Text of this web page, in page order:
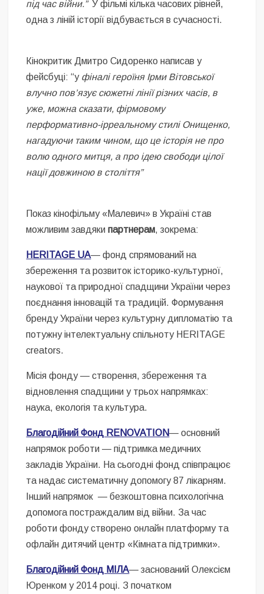
під час війни.” У фільмі кілька часових рівней,
одна з ліній історії відбувається в сучасності.
Кінокритик Дмитро Сидоренко написав у
фейсбуці: “уфіналі героїня Ірми Вітовської
влучно пов’язує сюжетні лінії різних часів, в
уже, можна сказати, фірмовому
перформативно-ірреальному стилі Онищенко,
нагадуючи таким чином, що це історія не про
волю одного митця, а про ідею свободи цілої
нації довжиною в століття”
Показ кінофільму «Малевич» в Україні став
можливим завдякипартнерам, зокрема:
HERITAGE UA— фонд спрямований на
збереження та розвиток історико-культурної,
наукової та природної спадщини України через
поєднання інновацій та традицій. Формування
бренду України через культурну дипломатію та
потужну інтелектуальну спільноту HERITAGE
creators.
Місія фонду — створення, збереження та
відновлення спадщини у трьох напрямках:
наука, екологія та культура.
Благодійний Фонд RENOVATION— основний
напрямок роботи — підтримка медичних
закладів України. На сьогодні фонд співпрацює
та надає систематичну допомогу 87 лікарням.
Інший напрямок — безкоштовна психологічна
допомога постраждалим від війни. За час
роботи фонду створено онлайн платформу та
офлайн дитячий центр «Кімната підтримки».
Благодійний Фонд МІЛА— заснований Олексієм
Юренком у 2014 році. З початком